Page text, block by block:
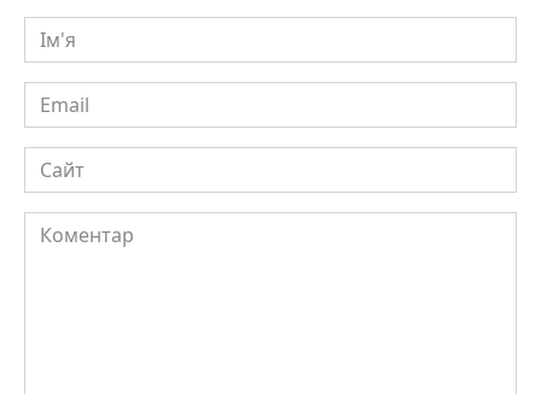
Ім'я
Email
Сайт
Коментар